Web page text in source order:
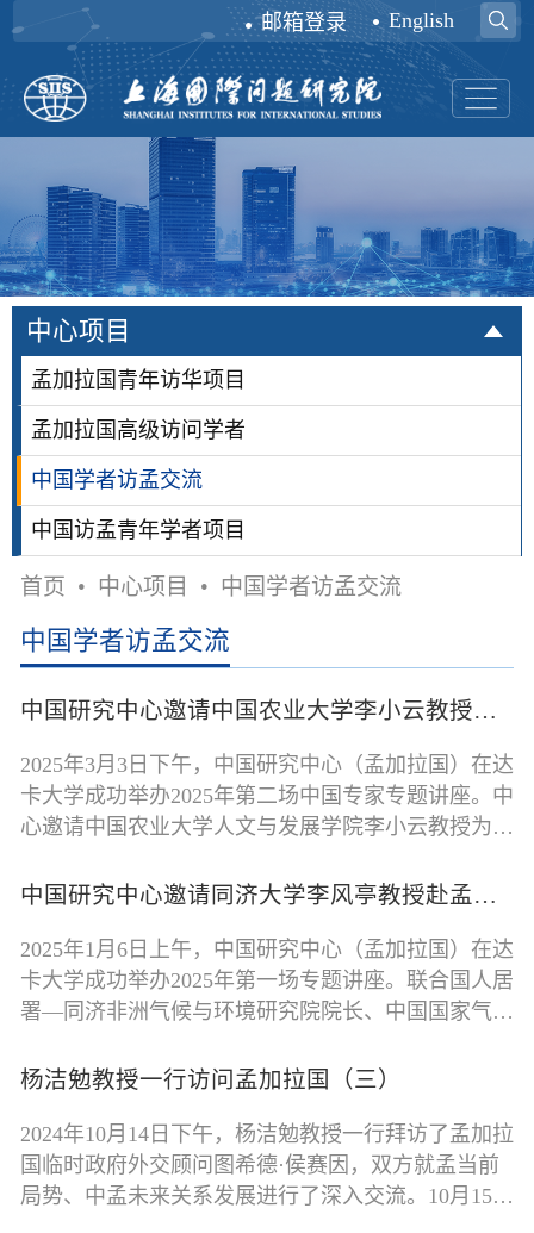
邮箱登录 English
中心项目
孟加拉国青年访华项目
孟加拉国高级访问学者
中国学者访孟交流
中国访孟青年学者项目
首页 • 中心项目 • 中国学者访孟交流
中国学者访孟交流
中国研究中心邀请中国农业大学李小云教授赴孟讲学
2025年3月3日下午，中国研究中心（孟加拉国）在达
卡大学成功举办2025年第二场中国专家专题讲座。中
心邀请中国农业大学人文与发展学院李小云教授为孟
中国研究中心邀请同济大学李风亭教授赴孟讲学
2025年1月6日上午，中国研究中心（孟加拉国）在达
卡大学成功举办2025年第一场专题讲座。联合国人居
署—同济非洲气候与环境研究院院长、中国国家气象
杨洁勉教授一行访问孟加拉国（三）
2024年10月14日下午，杨洁勉教授一行拜访了孟加拉
国临时政府外交顾问图希德·侯赛因，双方就孟当前
局势、中孟未来关系发展进行了深入交流。10月15日